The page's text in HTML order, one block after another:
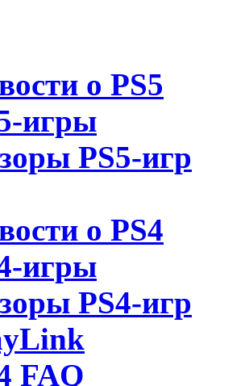
о PS5
игры
PS5-игр
о PS4
игры
PS4-игр
FAQ